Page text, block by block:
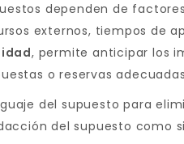
dependen de
externos, tiempos de
, permite anticipar los
o reservas
del supuesto para
del supuesto como